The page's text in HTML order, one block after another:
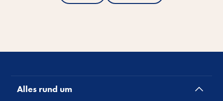
Alles rund um